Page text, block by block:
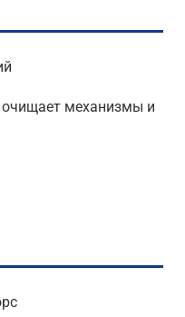
механизмы и